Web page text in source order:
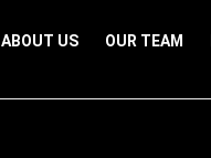
ABOUT US OUR TEAM